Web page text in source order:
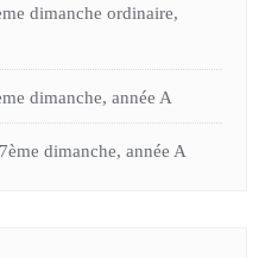
dimanche ordinaire,
dimanche, année A
dimanche, année A